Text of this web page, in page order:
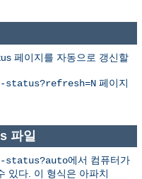
페이지를 자동으로 갱신할
페이지
파일
에서 컴퓨터가
있다. 이 형식은 아파치